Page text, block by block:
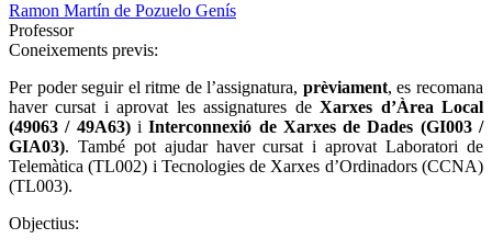
Ramon Martín de Pozuelo Genís
Professor
Coneixements previs:
Per poder seguir el ritme de l’assignatura, prèviament, es recomana
haver cursat i aprovat les assignatures deXarxes d’Àrea Local
(49063 / 49A63)iInterconnexió de Xarxes de Dades (GI003 /
GIA03). També pot ajudar haver cursat i aprovat Laboratori de
Telemàtica (TL002) i Tecnologies de Xarxes d’Ordinadors (CCNA)
(TL003).
Objectius: